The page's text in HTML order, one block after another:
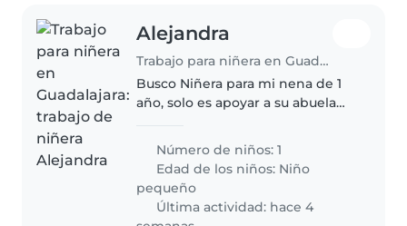
Alejandra
Trabajo para niñera en Guadalajara
Busco Niñera para mi nena de 1
año, solo es apoyar a su abuela
prepara todo. Siempre hay
alguien en casa, en si solo sería
apoyo a abuelita
Número de niños: 1
Edad de los niños: Niño
pequeño
Última actividad: hace 4